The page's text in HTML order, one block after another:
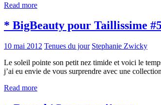
Read more
* BigBeauty pour Taillissime
10 mai 2012 Tenues du jour Stephanie Zwicky
Le soleil pointe son petit nez timide et voici le
j’ai eu envie de vous surprendre avec une
Read more